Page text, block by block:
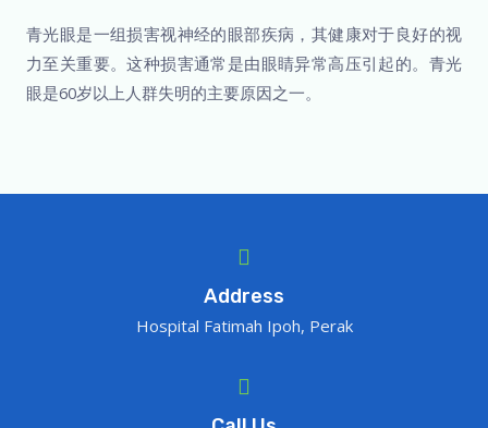
青光眼是一组损害视神经的眼部疾病，其健康对于良好的视
力至关重要。这种损害通常是由眼睛异常高压引起的。青光
眼是60岁以上人群失明的主要原因之一。
Address
Hospital Fatimah Ipoh, Perak